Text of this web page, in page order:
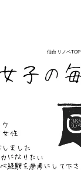
仙台リノベTOP